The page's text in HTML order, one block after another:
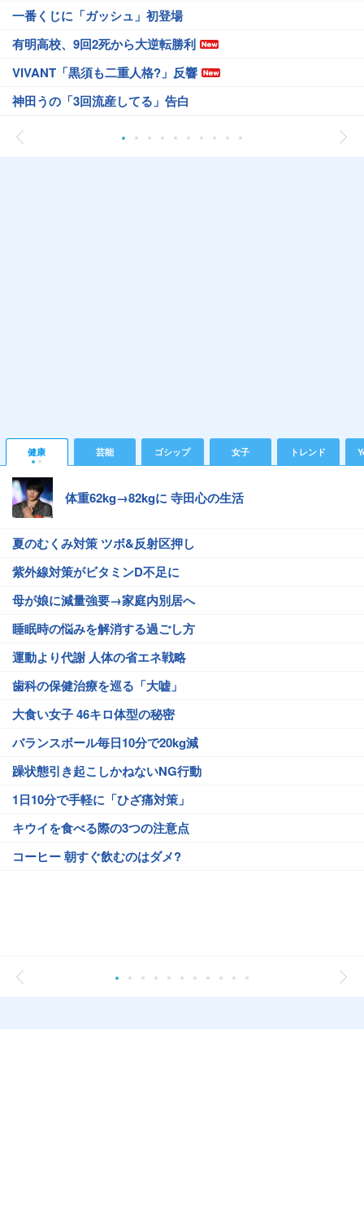
一番くじに「ガッシュ」初登場
有明高校、9回2死から大逆転勝利
VIVANT「黒須も二重人格?」反響
神田うの「3回流産してる」告白
健康 芸能 ゴシップ 女子 トレンド
体重62kg→82kgに 寺田心の生活
夏のむくみ対策 ツボ&反射区押し
紫外線対策がビタミンD不足に
母が娘に減量強要→家庭内別居へ
睡眠時の悩みを解消する過ごし方
運動より代謝 人体の省エネ戦略
歯科の保健治療を巡る「大嘘」
大食い女子 46キロ体型の秘密
バランスボール毎日10分で20kg減
躁状態引き起こしかねないNG行動
1日10分で手軽に「ひざ痛対策」
キウイを食べる際の3つの注意点
コーヒー 朝すぐ飲むのはダメ?